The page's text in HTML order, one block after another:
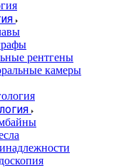
рентгены
камеры